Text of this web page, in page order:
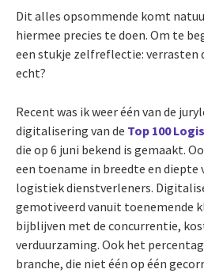
Dit alles opsommende komt
hiermee precies te doen. Om te
een stukje zelfreflectie: verrasten
echt?
Recent was ik weer één van de
digitalisering van de Top 100
die op 6 juni bekend is gemaakt.
een toename in breedte en
logistiek dienstverleners.
gemotiveerd vanuit toenemende
bijblijven met de concurrentie,
verduurzaming. Ook het
branche, die niet één op één